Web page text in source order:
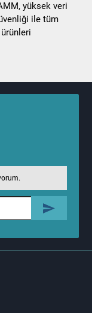
yüksek veri
ile tüm